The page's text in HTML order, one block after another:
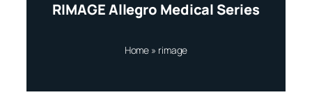
RIMAGE Allegro Medical Series
Home » rimage